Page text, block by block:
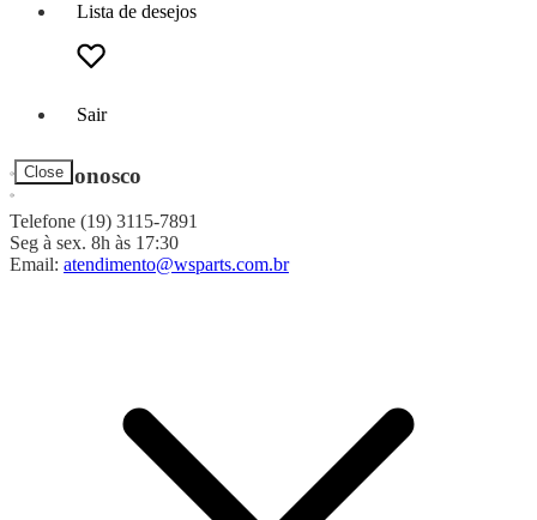
Lista de desejos
Sair
Close
Fale Conosco
Telefone (19) 3115-7891
Seg à sex. 8h às 17:30
Email: atendimento@wsparts.com.br